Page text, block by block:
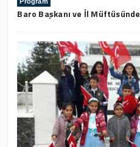
Baro Başkanı ve İl